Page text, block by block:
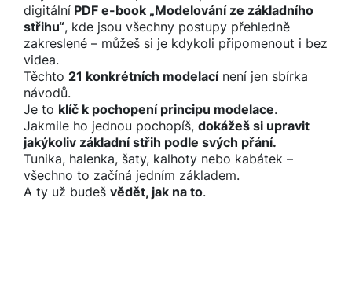
digitální PDF e-book „Modelování ze základního
střihu“, kde jsou všechny postupy přehledně
zakreslené – můžeš si je kdykoli připomenout i bez
videa.
Těchto 21 konkrétních modelacínení jen sbírka
návodů.
Je to klíč k pochopení principu modelace.
Jakmile ho jednou pochopíš, dokážeš si upravit
jakýkoliv základní střih podle svých přání.
Tunika, halenka, šaty, kalhoty nebo kabátek –
všechno to začíná jedním základem.
A ty už budeš vědět, jak na to.